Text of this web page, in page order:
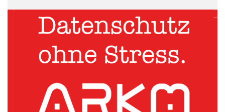
Generationsübergreifend Interessen und Fahrten teilen. Foto: Michael
Roth